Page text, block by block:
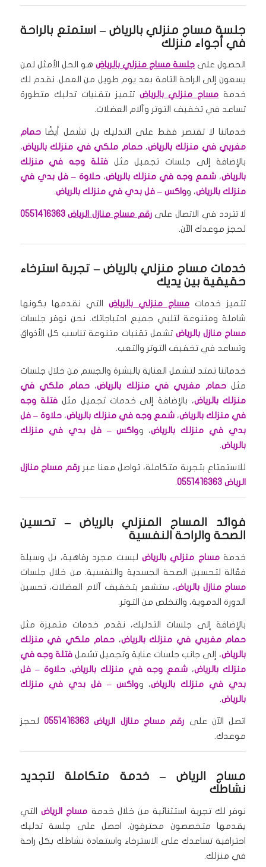
جلسة مساج منزلي بالرياض – استمتع بالراحة
في أجواء منزلك
الحصول على جلسة مساج منزلي بالرياض هو الحل الأمثل لمن
يسعون إلى الراحة التامة بعد يوم طويل من العمل. نقدم لك
خدمة مساج منزلي بالرياض تتميز بتقنيات تدليك متطورة
تساعد في تخفيف التوتر وآلام العضلات.
خدماتنا لا تقتصر فقط على التدليك بل تشمل أيضًاحمام
مغربي في منزلك بالرياض،حمام ملكي في منزلك بالرياض،
بالإضافة إلى جلسات تجميل مثلفتلة وجه في منزلك
بالرياض، شمع وجه في منزلك بالرياض،حلاوة – فل بدي في
منزلك بالرياض، وواكس – فل بدي في منزلك بالرياض.
لا تتردد في الاتصال علىرقم مساج منازل الرياض0551416363
لحجز موعدك الآن.
خدمات مساج منزلي بالرياض– تجربة استرخاء
حقيقية بين يديك
تتميز خدمات مساج منزلي بالرياض التي نقدمها بكونها
شاملة ومتنوعة لتلبي جميع احتياجاتك. نحن نوفر جلسات
مساج منازل بالرياض تشمل تقنيات متنوعة تناسب كل الأذواق
وتساعد في تخفيف التوتر والتعب.
خدماتنا تمتد لتشمل العناية بالبشرة والجسم من خلال جلسات
مثلحمام مغربي في منزلك بالرياض،حمام ملكي في
منزلك بالرياض، بالإضافة إلى خدمات تجميل مثلفتلة وجه
في منزلك بالرياض، شمع وجه في منزلك بالرياض،حلاوة – فل
بدي في منزلك بالرياض، وواكس – فل بدي في منزلك
بالرياض.
للاستمتاع بتجربة متكاملة، تواصل معنا عبر رقم مساج منازل
الرياض 0551416363
.
فوائد المساج المنزلي بالرياض – تحسين
الصحة والراحة النفسية
خدمةمساج منزلي بالرياض ليست مجرد رفاهية، بل وسيلة
فعّالة لتحسين الصحة الجسدية والنفسية. من خلال جلسات
مساج منازل بالرياض، ستشعر بتخفيف آلام العضلات، تحسين
الدورة الدموية، والتخلص من التوتر.
بالإضافة إلى جلسات التدليك، نقدم خدمات متميزة مثل
حمام مغربي في منزلك بالرياض،حمام ملكي في منزلك
بالرياض، إلى جانب جلسات عناية وتجميل تشملفتلة وجه في
منزلك بالرياض، شمع وجه في منزلك بالرياض، حلاوة – فل
بدي في منزلك بالرياض، وواكس – فل بدي في منزلك
بالرياض.
اتصل الآن على رقم مساج منازل الرياض 0551416363
لحجز
موعدك.
مساج الرياض – خدمة متكاملة لتجديد
نشاطك
نوفر لك تجربة استثنائية من خلال خدمة مساج الرياض التي
يقدمها متخصصون محترفون. احصل على جلسة تدليك
احترافية تساعدك على الاسترخاء واستعادة نشاطك بكل راحة
في منزلك.